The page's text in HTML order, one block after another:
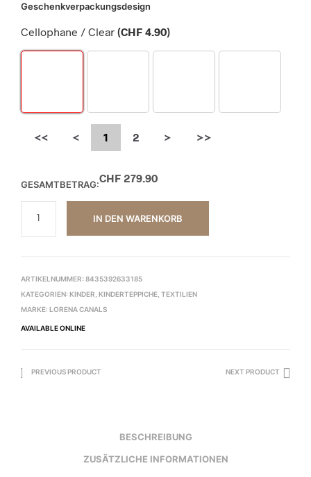
Geschenkverpackungsdesign
Cellophane / Clear (CHF 4.90)
<< < 1 2 > >>
GESAMTBETRAG:CHF 279.90
IN DEN WARENKORB
ARTIKELNUMMER: 8435392633185
KATEGORIEN: KINDER KINDERTEPPICHE TEXTILIEN
MARKE: LORENA CANALS
AVAILABLE ONLINE
PREVIOUS PRODUCT NEXT PRODUCT
BESCHREIBUNG
ZUSÄTZLICHE INFORMATIONEN